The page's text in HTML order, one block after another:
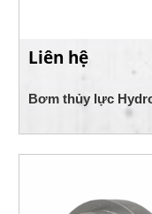
Liên hệ
Bơm thủy lực